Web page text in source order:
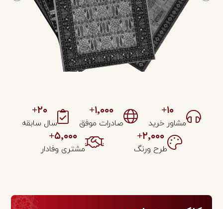
۱۰+
مشاور خرید
۱٬۰۰۰+
صادرات موفق
۲۰+
سال سابقه
۲٬۰۰۰+
طرح ورنگ
۵٬۰۰۰+
مشتری وفادار